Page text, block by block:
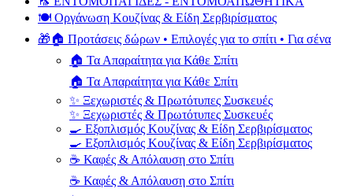
🍽️ Οργάνωση Κουζίνας & Είδη Σερβιρίσματος
🎁🏠 Προτάσεις δώρων • Επιλογές για το σπίτι • Για σένα
🏠 Τα Απαραίτητα για Κάθε Σπίτι
🏠 Τα Απαραίτητα για Κάθε Σπίτι
✨ Ξεχωριστές & Πρωτότυπες Συσκευές
✨ Ξεχωριστές & Πρωτότυπες Συσκευές
🍳 Εξοπλισμός Κουζίνας & Είδη Σερβιρίσματος
🍳 Εξοπλισμός Κουζίνας & Είδη Σερβιρίσματος
☕ Καφές & Απόλαυση στο Σπίτι
☕ Καφές & Απόλαυση στο Σπίτι